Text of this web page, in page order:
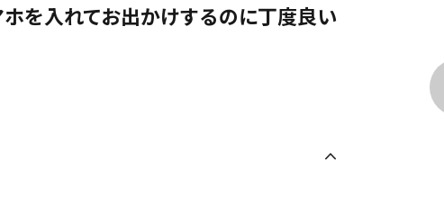
を入れてお出かけするのに丁度良い